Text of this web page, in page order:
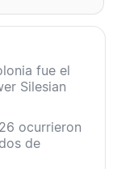
fue el
Silesian
ocurrieron
de